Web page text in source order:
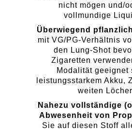
nicht mögen und/
vollmundige
Überwiegend
mit VG/PG-Verhältnis
den Lung-Shot
Zigaretten
Modalität geeignet
leistungsstarkem Akku,
weiten
Nahezu vollständige
Abwesenheit von
Sie auf diesen Stoff